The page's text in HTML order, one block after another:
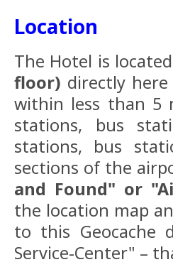
Location
The Hotel is
floor) directly
within less than 5
stations, bus
stations, bus
sections of the
and Found" or
the location map
to this Geocache
Service-Center" –